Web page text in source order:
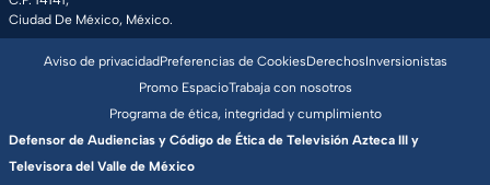
Ciudad De México, México.
Aviso de privacidadPreferencias de CookiesDerechosInversionistas
Promo EspacioTrabaja con nosotros
Programa de ética, integridad y cumplimiento
Defensor de Audiencias y Código de Ética de Televisión Azteca III y
Televisora del Valle de México